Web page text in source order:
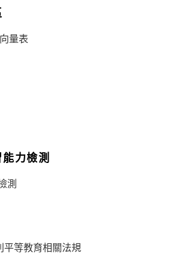
量表
力檢測
測
平等教育相關法規